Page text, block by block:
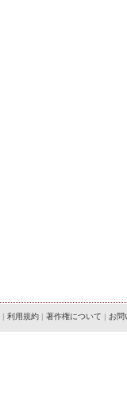
| 利用規約 | 著作権について | お問